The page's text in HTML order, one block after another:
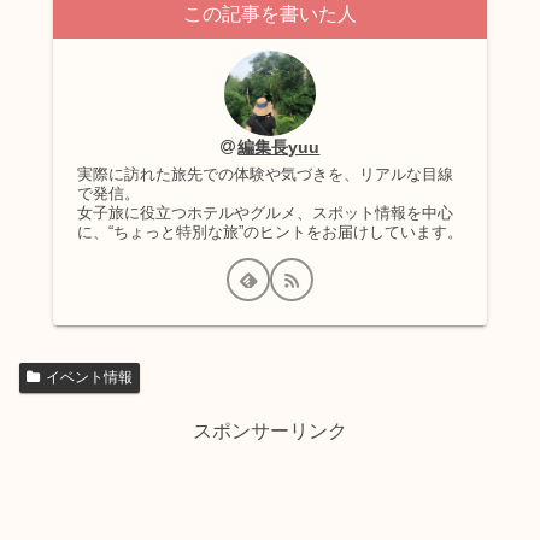
この記事を書いた人
編集長yuu
実際に訪れた旅先での体験や気づきを、リアルな目線
で発信。
女子旅に役立つホテルやグルメ、スポット情報を中心
に、“ちょっと特別な旅”のヒントをお届けしています。
イベント情報
スポンサーリンク